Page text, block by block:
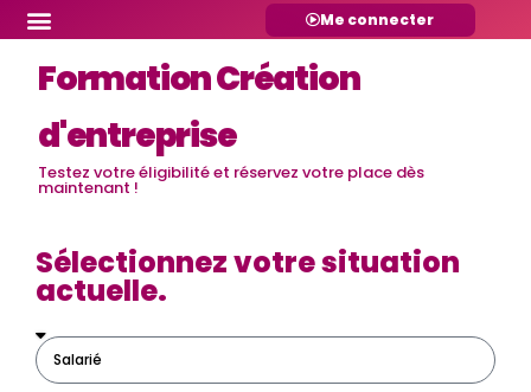
Me connecter
Formation Création
d'entreprise
Testez votre éligibilité et réservez votre place dès
maintenant !
Sélectionnez votre situation
actuelle.